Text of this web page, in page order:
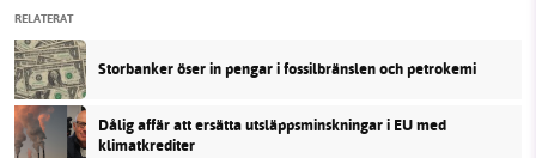
RELATERAT
Storbanker öser in pengar i fossilbränslen och petrokemi
Dålig affär att ersätta utsläppsminskningar i EU med
klimatkrediter